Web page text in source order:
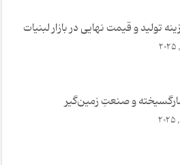
تولید و قیمت نهایی در بازار لبنیات
و صنعتِ زمین‌گیر